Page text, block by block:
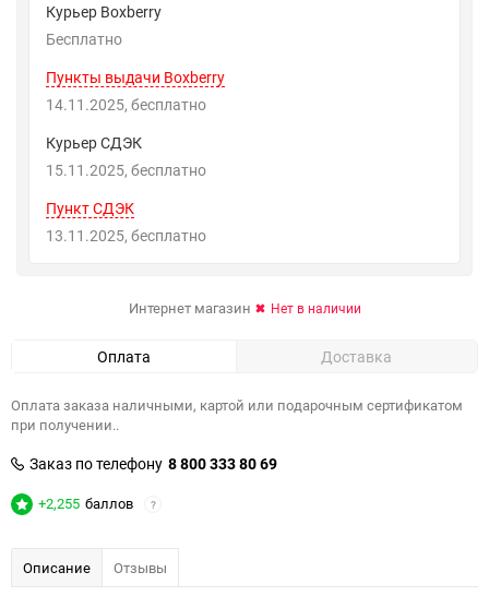
Курьер Boxberry
Бесплатно
Пункты выдачи Boxberry
14.11.2025
Бесплатно
Курьер СДЭК
15.11.2025
Бесплатно
Пункт СДЭК
13.11.2025
Бесплатно
Интернет магазин Нет в наличии
Оплата Доставка
Оплата заказа наличными, картой или подарочным сертификатом
при получении..
Заказ по телефону 8 800 333 80 69
+2,255 баллов ?
Описание Отзывы